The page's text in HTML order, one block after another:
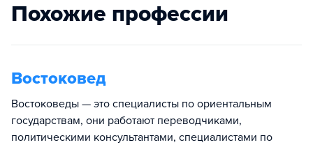
Похожие профессии
Востоковед
Востоковеды — это специалисты по ориентальным
государствам, они работают переводчиками,
политическими консультантами, специалистами по